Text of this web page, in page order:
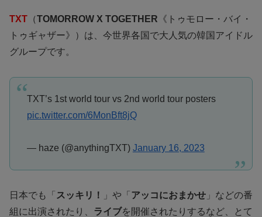
TXT （TOMORROW X TOGETHER 《トゥモロー・バイ・
トゥギャザー》）は、今世界各国で大人気の韓国アイドル
グループです。
TXT’s 1st world tour vs 2nd world tour posters
pic.twitter.com/6MonBft8jQ
— haze (@anythingTXT) January 16, 2023
日本でも「 スッキリ！ 」や「 アッコにおまかせ 」などの番
組に出演されたり、 ライブを開催されたりするなど、とて